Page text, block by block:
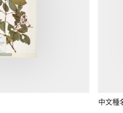
中文種